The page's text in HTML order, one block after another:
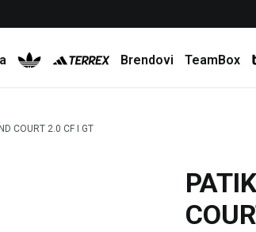
Brendovi TeamBox
COURT 2.0 CF I GT